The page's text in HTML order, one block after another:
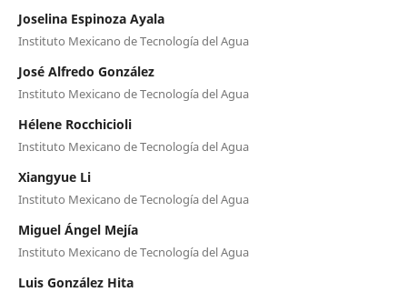
Joselina Espinoza Ayala
Instituto Mexicano de Tecnología del Agua
José Alfredo González
Instituto Mexicano de Tecnología del Agua
Hélene Rocchicioli
Instituto Mexicano de Tecnología del Agua
Xiangyue Li
Instituto Mexicano de Tecnología del Agua
Miguel Ángel Mejía
Instituto Mexicano de Tecnología del Agua
Luis González Hita